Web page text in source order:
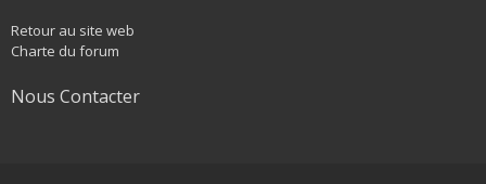
Retour au site web
Charte du forum
Nous Contacter